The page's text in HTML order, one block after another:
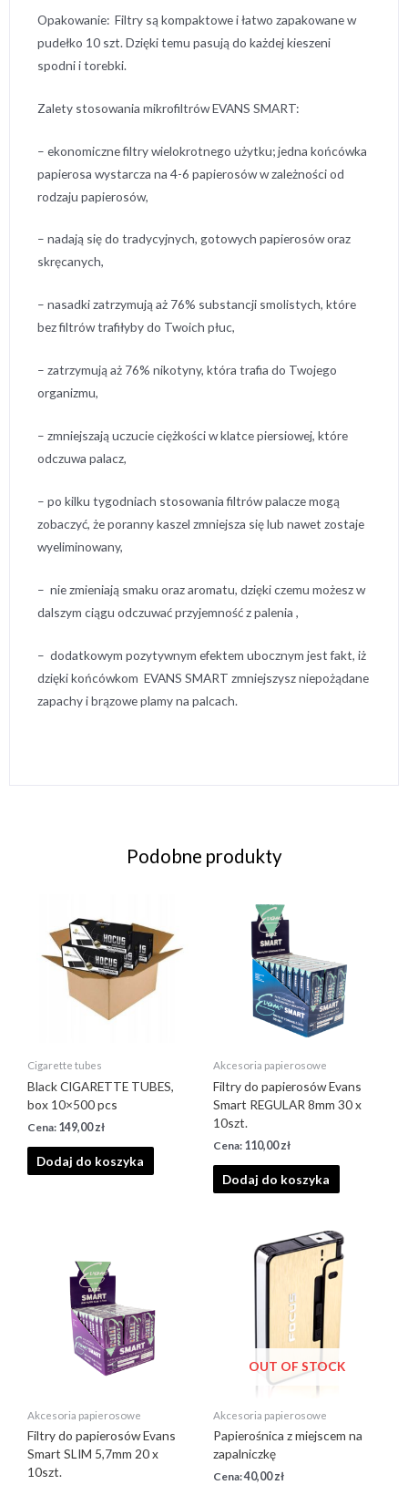
Opakowanie: Filtry są kompaktowe i łatwo zapakowane w
pudełko 10 szt. Dzięki temu pasują do każdej kieszeni
spodni i torebki.
Zalety stosowania mikrofiltrów EVANS SMART:
– ekonomiczne filtry wielokrotnego użytku; jedna końcówka
papierosa wystarcza na 4-6 papierosów w zależności od
rodzaju papierosów,
– nadają się do tradycyjnych, gotowych papierosów oraz
skręcanych,
– nasadki zatrzymują aż 76% substancji smolistych, które
bez filtrów trafiłyby do Twoich płuc,
– zatrzymują aż 76% nikotyny, która trafia do Twojego
organizmu,
– zmniejszają uczucie ciężkości w klatce piersiowej, które
odczuwa palacz,
– po kilku tygodniach stosowania filtrów palacze mogą
zobaczyć, że poranny kaszel zmniejsza się lub nawet zostaje
wyeliminowany,
– nie zmieniają smaku oraz aromatu, dzięki czemu możesz w
dalszym ciągu odczuwać przyjemność z palenia ,
– dodatkowym pozytywnym efektem ubocznym jest fakt, iż
dzięki końcówkom EVANS SMART zmniejszysz niepożądane
zapachy i brązowe plamy na palcach.
Podobne produkty
Cigarette tubes
Black CIGARETTE TUBES,
box 10×500 pcs
149,00zł
Dodaj do koszyka
Akcesoria papierosowe
Filtry do papierosów Evans
Smart REGULAR 8mm 30 x
10szt.
110,00zł
Dodaj do koszyka
Akcesoria papierosowe
Filtry do papierosów Evans
Smart SLIM 5,7mm 20 x
10szt.
OUT OF STOCK
Akcesoria papierosowe
Papierośnica z miejscem na
zapalniczkę
40,00zł